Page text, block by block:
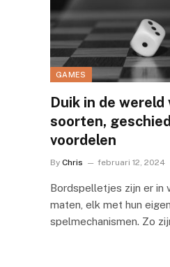
GAMES
Duik in de
soorten,
voordelen
By Chris februari 12, 2024
Bordspelletjes zijn er in
maten, elk met hun
spelmechanismen. Zo